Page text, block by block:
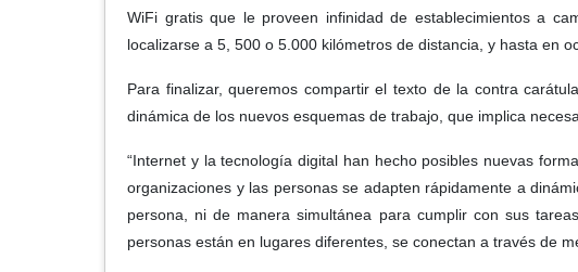
WiFi gratis que le proveen infinidad de establecimientos a
localizarse a 5, 500 o 5.000 kilómetros de distancia, y hasta en
Para finalizar, queremos compartir el texto de la contra
dinámica de los nuevos esquemas de trabajo, que implica
“Internet y la tecnología digital han hecho posibles nuevas
organizaciones y las personas se adapten rápidamente a
persona, ni de manera simultánea para cumplir con sus
personas están en lugares diferentes, se conectan a través de